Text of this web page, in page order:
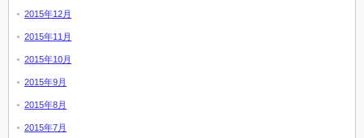
2015年12月
2015年11月
2015年10月
2015年9月
2015年8月
2015年7月